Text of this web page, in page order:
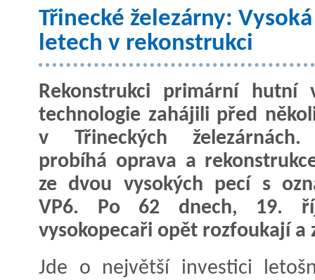
Třinecké železárny:
letech v rekonstrukci
Rekonstrukci primární hutní
technologie zahájili před
v Třineckých železárnách.
probíhá oprava a
ze dvou vysokých pecí s
VP6. Po 62 dnech, 19.
vysokopecaři opět rozfoukají a
Jde o největší investici